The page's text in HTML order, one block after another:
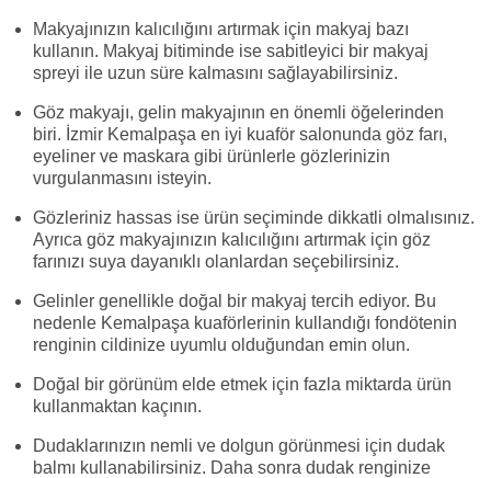
Makyajınızın kalıcılığını artırmak için makyaj bazı
kullanın. Makyaj bitiminde ise sabitleyici bir makyaj
spreyi ile uzun süre kalmasını sağlayabilirsiniz.
Göz makyajı, gelin makyajının en önemli öğelerinden
biri. İzmir Kemalpaşa en iyi kuaför salonunda göz farı,
eyeliner ve maskara gibi ürünlerle gözlerinizin
vurgulanmasını isteyin.
Gözleriniz hassas ise ürün seçiminde dikkatli olmalısınız.
Ayrıca göz makyajınızın kalıcılığını artırmak için göz
farınızı suya dayanıklı olanlardan seçebilirsiniz.
Gelinler genellikle doğal bir makyaj tercih ediyor. Bu
nedenle Kemalpaşa kuaförlerinin kullandığı fondötenin
renginin cildinize uyumlu olduğundan emin olun.
Doğal bir görünüm elde etmek için fazla miktarda ürün
kullanmaktan kaçının.
Dudaklarınızın nemli ve dolgun görünmesi için dudak
balmı kullanabilirsiniz. Daha sonra dudak renginize